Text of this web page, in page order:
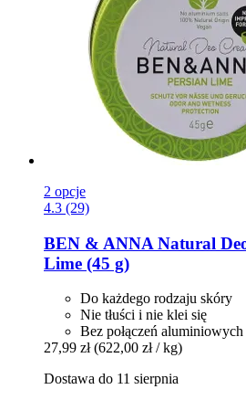
2 opcje
4.3 (29)
BEN & ANNA Natural
Lime (45 g)
Do każdego rodzaju skóry
Nie tłuści i nie klei się
Bez połączeń aluminiowych
27,99 zł (622,00 zł / kg)
Dostawa do 11 sierpnia